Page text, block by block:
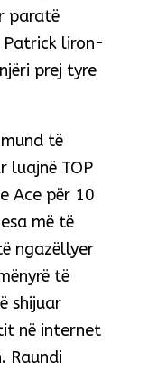
paratë
Patrick liron-
prej tyre
të
luajnë TOP
Ace për 10
më të
ngazëllyer
të
shijuar
në internet
Raundi